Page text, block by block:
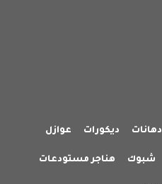
دهانات ديكورات عوازل
شبوك هناجر مستودعات